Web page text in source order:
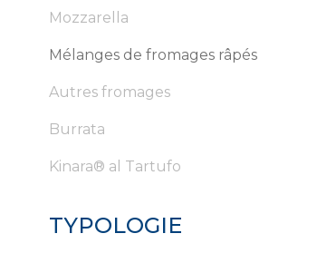
Mozzarella
Mélanges de fromages râpés
Autres fromages
Burrata
Kinara® al Tartufo
TYPOLOGIE